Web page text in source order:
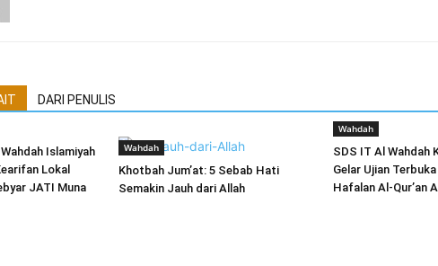
DARI PENULIS
Islamiyah
Lokal
JATI Muna
Wahdah
Khotbah Jum’at: 5 Sebab Hati
Semakin Jauh dari Allah
Wahdah
SDS IT Al Wahdah
Gelar Ujian
Hafalan Al-Qur’an